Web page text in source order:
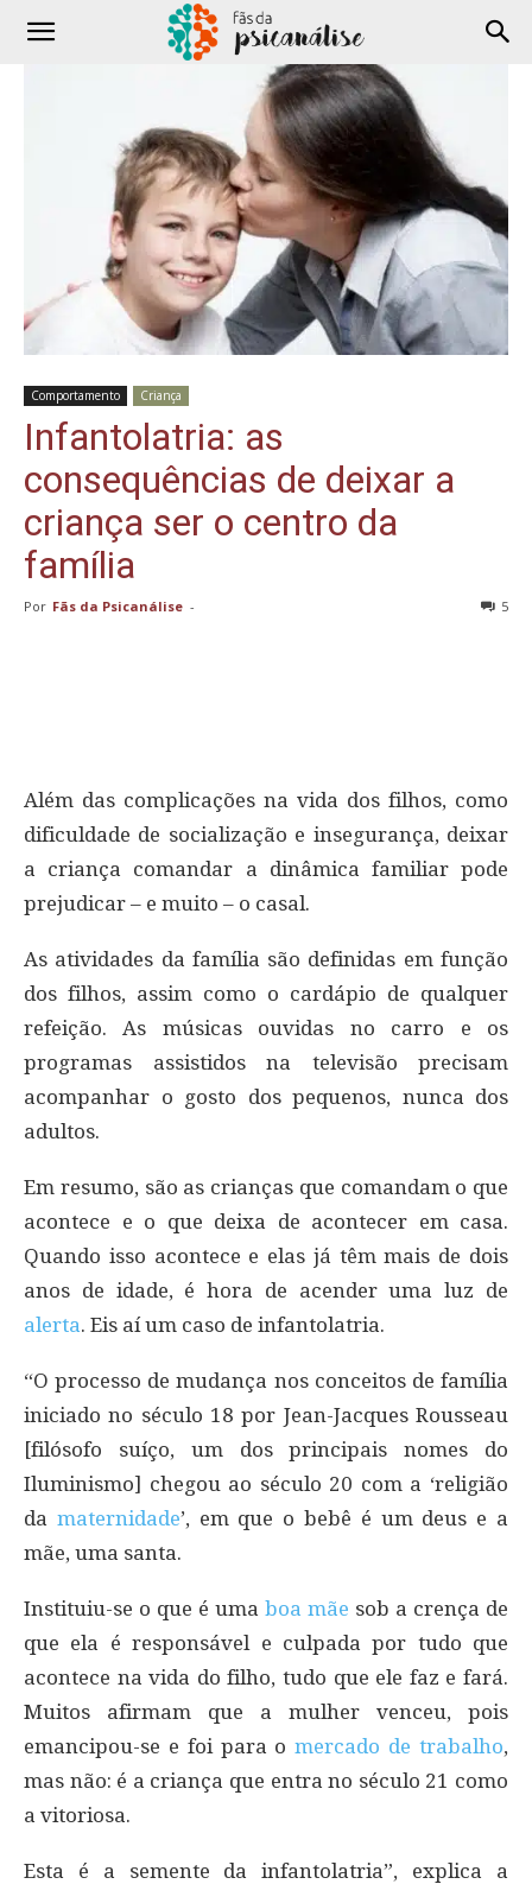
Comportamento Criança
Infantolatria: as
consequências de deixar a
criança ser o centro da
família
Por Fãs da Psicanálise - 5
Além das complicações na vida dos filhos, como
dificuldade de socialização e insegurança, deixar
a criança comandar a dinâmica familiar pode
prejudicar – e muito – o casal.
As atividades da família são definidas em função
dos filhos, assim como o cardápio de qualquer
refeição. As músicas ouvidas no carro e os
programas assistidos na televisão precisam
acompanhar o gosto dos pequenos, nunca dos
adultos.
Em resumo, são as crianças que comandam o que
acontece e o que deixa de acontecer em casa.
Quando isso acontece e elas já têm mais de dois
anos de idade, é hora de acender uma luz de
alerta. Eis aí um caso de infantolatria.
“O processo de mudança nos conceitos de família
iniciado no século 18 por Jean-Jacques Rousseau
[filósofo suíço, um dos principais nomes do
Iluminismo] chegou ao século 20 com a ‘religião
da maternidade’, em que o bebê é um deus e a
mãe, uma santa.
Instituiu-se o que é uma boa mãe sob a crença de
que ela é responsável e culpada por tudo que
acontece na vida do filho, tudo que ele faz e fará.
Muitos afirmam que a mulher venceu, pois
emancipou-se e foi para omercado de trabalho,
mas não: é a criança que entra no século 21 como
a vitoriosa.
Esta é a semente da infantolatria”, explica a